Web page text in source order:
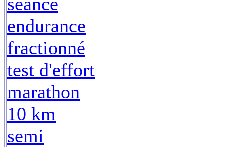
endurance
fractionné
test d'effort
marathon
10 km
semi